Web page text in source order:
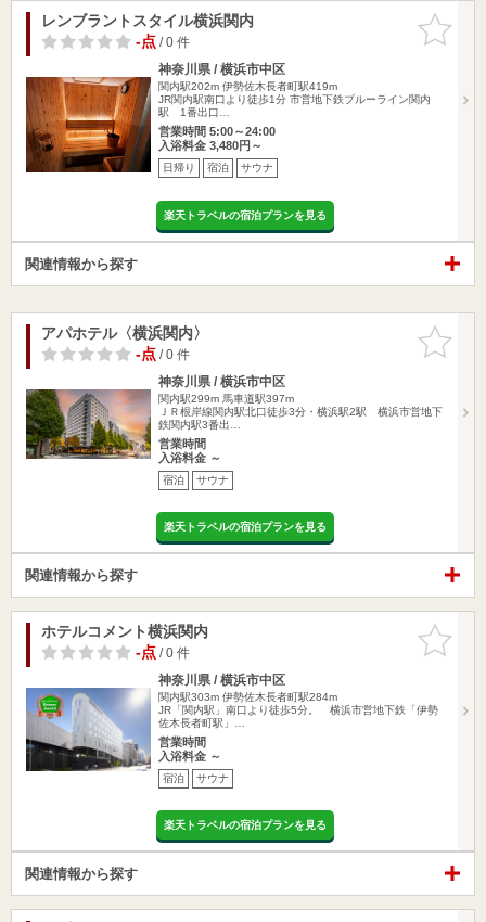
お気に入
りに追加
レンブラントスタイル横浜関内
-点/ 0 件
神奈川県 / 横浜市中区
関内駅202m 伊勢佐木長者町駅419m
JR関内駅南口より徒歩1分 市営地下鉄ブルーライン関内
駅 1番出口…
営業時間 5:00～24:00
入浴料金 3,480円～
日帰り 宿泊 サウナ
楽天トラベルの宿泊プランを見る
関連情報から探す
お気に入
りに追加
アパホテル〈横浜関内〉
-点/ 0 件
神奈川県 / 横浜市中区
関内駅299m 馬車道駅397m
ＪＲ根岸線関内駅北口徒歩3分・横浜駅2駅 横浜市営地下
鉄関内駅3番出…
営業時間
入浴料金 ～
宿泊 サウナ
楽天トラベルの宿泊プランを見る
関連情報から探す
お気に入
りに追加
ホテルコメント横浜関内
-点/ 0 件
神奈川県 / 横浜市中区
関内駅303m 伊勢佐木長者町駅284m
JR「関内駅」南口より徒歩5分。 横浜市営地下鉄「伊勢
佐木長者町駅」…
営業時間
入浴料金 ～
宿泊 サウナ
楽天トラベルの宿泊プランを見る
関連情報から探す